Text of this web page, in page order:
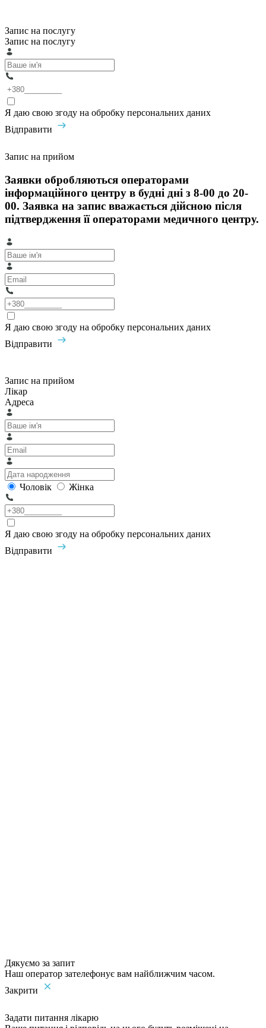
Запис на послугу
Запис на послугу
Я даю свою згоду на обробку персональних даних
Відправити
Запис на прийом
Заявки обробляються операторами
інформаційного центру в будні дні з 8-00 до 20-
00. Заявка на запис вважається дійсною після
підтвердження її операторами медичного центру.
Я даю свою згоду на обробку персональних даних
Відправити
Запис на прийом
Лікар
Адреса
Чоловік Жінка
Я даю свою згоду на обробку персональних даних
Відправити
Дякуємо за запит
Наш оператор зателефонує вам найближчим часом.
Закрити
Задати питання лікарю